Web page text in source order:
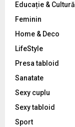
Educație & Cultură
Feminin
Home & Deco
LifeStyle
Presa tabloid
Sanatate
Sexy cuplu
Sexy tabloid
Sport